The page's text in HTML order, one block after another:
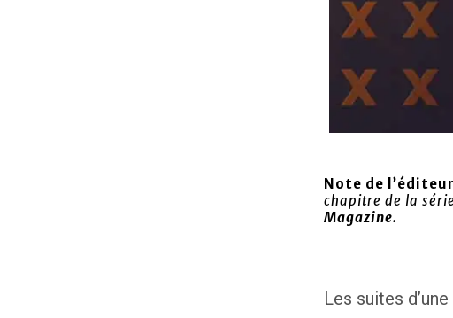
Note de
chapitre de la série
Magazine.
Les suites